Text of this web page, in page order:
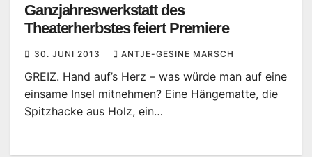
Ganzjahreswerkstatt des
Theaterherbstes feiert Premiere
30. JUNI 2013 ANTJE-GESINE MARSCH
GREIZ. Hand auf’s Herz – was würde man auf eine
einsame Insel mitnehmen? Eine Hängematte, die
Spitzhacke aus Holz, ein…